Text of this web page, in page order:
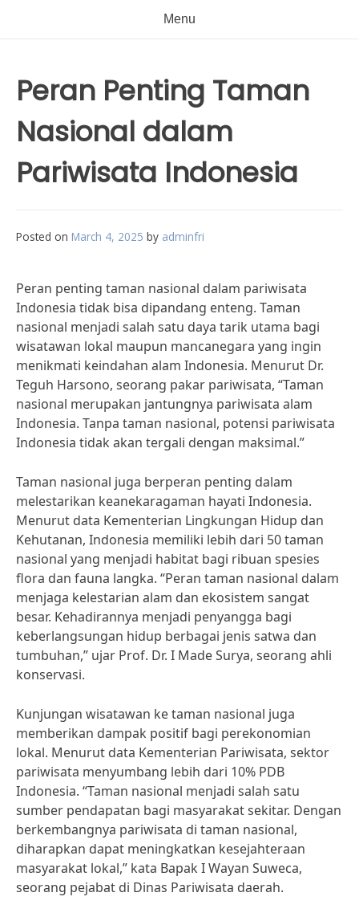
Menu
Peran Penting Taman
Nasional dalam
Pariwisata Indonesia
Posted on March 4, 2025 by adminfri
Peran penting taman nasional dalam pariwisata
Indonesia tidak bisa dipandang enteng. Taman
nasional menjadi salah satu daya tarik utama bagi
wisatawan lokal maupun mancanegara yang ingin
menikmati keindahan alam Indonesia. Menurut Dr.
Teguh Harsono, seorang pakar pariwisata, “Taman
nasional merupakan jantungnya pariwisata alam
Indonesia. Tanpa taman nasional, potensi pariwisata
Indonesia tidak akan tergali dengan maksimal.”
Taman nasional juga berperan penting dalam
melestarikan keanekaragaman hayati Indonesia.
Menurut data Kementerian Lingkungan Hidup dan
Kehutanan, Indonesia memiliki lebih dari 50 taman
nasional yang menjadi habitat bagi ribuan spesies
flora dan fauna langka. “Peran taman nasional dalam
menjaga kelestarian alam dan ekosistem sangat
besar. Kehadirannya menjadi penyangga bagi
keberlangsungan hidup berbagai jenis satwa dan
tumbuhan,” ujar Prof. Dr. I Made Surya, seorang ahli
konservasi.
Kunjungan wisatawan ke taman nasional juga
memberikan dampak positif bagi perekonomian
lokal. Menurut data Kementerian Pariwisata, sektor
pariwisata menyumbang lebih dari 10% PDB
Indonesia. “Taman nasional menjadi salah satu
sumber pendapatan bagi masyarakat sekitar. Dengan
berkembangnya pariwisata di taman nasional,
diharapkan dapat meningkatkan kesejahteraan
masyarakat lokal,” kata Bapak I Wayan Suweca,
seorang pejabat di Dinas Pariwisata daerah.